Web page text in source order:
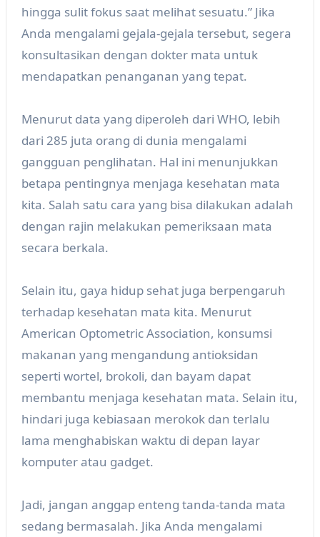
hingga sulit fokus saat melihat sesuatu.” Jika
Anda mengalami gejala-gejala tersebut, segera
konsultasikan dengan dokter mata untuk
mendapatkan penanganan yang tepat.
Menurut data yang diperoleh dari WHO, lebih
dari 285 juta orang di dunia mengalami
gangguan penglihatan. Hal ini menunjukkan
betapa pentingnya menjaga kesehatan mata
kita. Salah satu cara yang bisa dilakukan adalah
dengan rajin melakukan pemeriksaan mata
secara berkala.
Selain itu, gaya hidup sehat juga berpengaruh
terhadap kesehatan mata kita. Menurut
American Optometric Association, konsumsi
makanan yang mengandung antioksidan
seperti wortel, brokoli, dan bayam dapat
membantu menjaga kesehatan mata. Selain itu,
hindari juga kebiasaan merokok dan terlalu
lama menghabiskan waktu di depan layar
komputer atau gadget.
Jadi, jangan anggap enteng tanda-tanda mata
sedang bermasalah. Jika Anda mengalami